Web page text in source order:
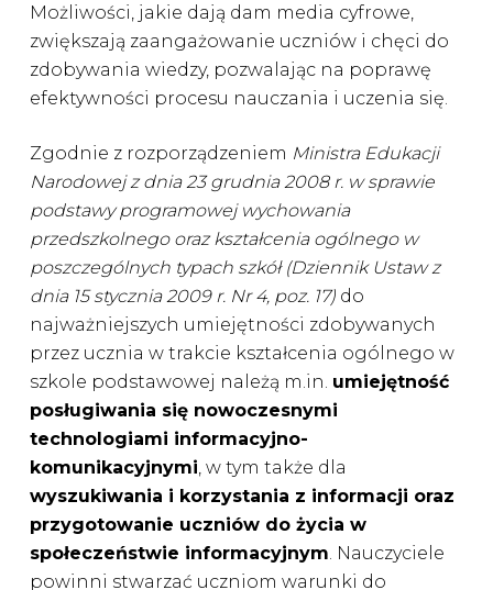
Możliwości, jakie dają dam media cyfrowe,
zwiększają zaangażowanie uczniów i chęci do
zdobywania wiedzy, pozwalając na poprawę
efektywności procesu nauczania i uczenia się.
Zgodnie z rozporządzeniem Ministra Edukacji
Narodowej z dnia 23 grudnia 2008 r. w sprawie
podstawy programowej wychowania
przedszkolnego oraz kształcenia ogólnego w
poszczególnych typach szkół (Dziennik Ustaw z
dnia 15 stycznia 2009 r. Nr 4, poz. 17) do
najważniejszych umiejętności zdobywanych
przez ucznia w trakcie kształcenia ogólnego w
szkole podstawowej należą m.in. umiejętność
posługiwania się nowoczesnymi
technologiami informacyjno-
komunikacyjnymi, w tym także dla
wyszukiwania i korzystania z informacji oraz
przygotowanie uczniów do życia w
społeczeństwie informacyjnym. Nauczyciele
powinni stwarzać uczniom warunki do